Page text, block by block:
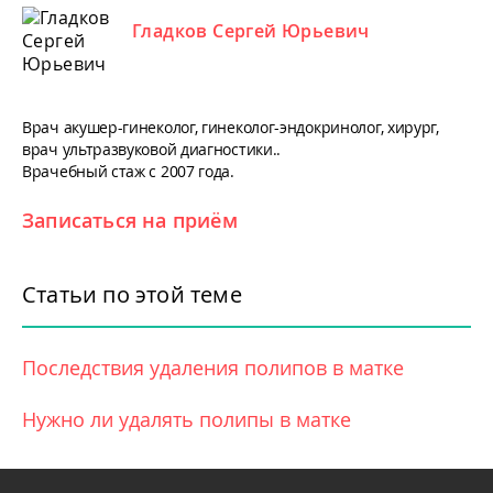
анестезиолога. Затем пациентка выписывается.
После полного восстановления, пациентка может
наркозом, следует позаботиться о том, чтобы вас
сопровождали по пути домой.
следующие меры.
отказаться от сексуальных контактов;
перестать принимать лекарства, имеющие вид
вагинальных свечей, спреев или таблеток. Конечно,
проводить спринцевания.
Гладков Сергей Юрьевич
Врач акушер-гинеколог, гинеколог-эндокринолог, хирург,
врач ультразвуковой диагностики..
Врачебный стаж с 2007 года.
Записаться на приём
Статьи по этой теме
Последствия удаления полипов в матке
Нужно ли удалять полипы в матке